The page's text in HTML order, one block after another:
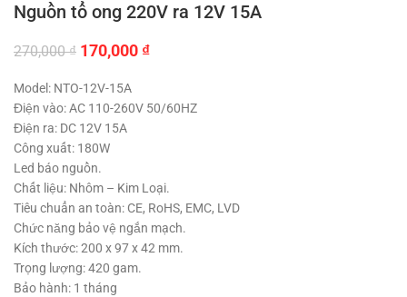
Nguồn tổ ong 220V ra 12V 15A
270,000₫ Giá
là:
270,000 ₫.
170,000 ₫Giá
là:
Model: NTO-12V-15A
Điện vào: AC 110-260V 50/60HZ
Điện ra: DC 12V 15A
Công xuất: 180W
Led báo nguồn.
Chất liệu: Nhôm – Kim Loại.
Tiêu chuẩn an toàn: CE, RoHS, EMC, LVD
Chức năng bảo vệ ngắn mạch.
Kích thước: 200 x 97 x 42 mm.
Trọng lượng: 420 gam.
Bảo hành: 1 tháng